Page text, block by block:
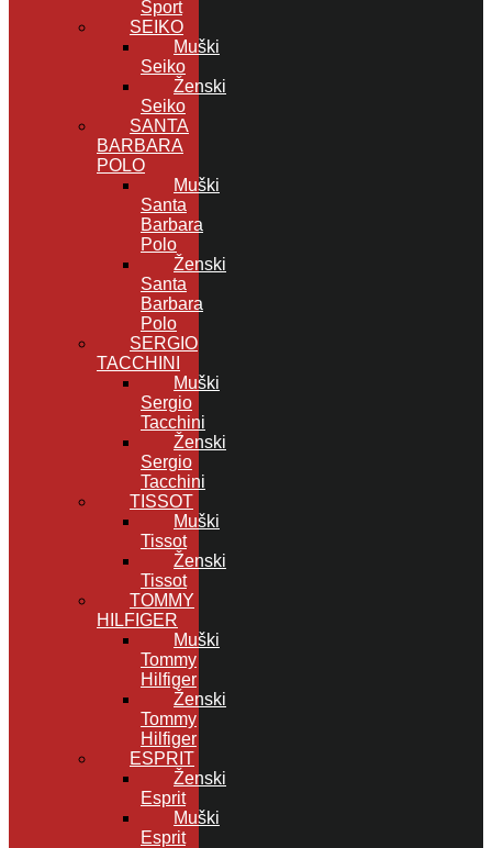
Sport
SEIKO
Muški
Seiko
Ženski
Seiko
SANTA
BARBARA
POLO
Muški
Santa
Barbara
Polo
Ženski
Santa
Barbara
Polo
SERGIO
TACCHINI
Muški
Sergio
Tacchini
Ženski
Sergio
Tacchini
TISSOT
Muški
Tissot
Ženski
Tissot
TOMMY
HILFIGER
Muški
Tommy
Hilfiger
Ženski
Tommy
Hilfiger
ESPRIT
Ženski
Esprit
Muški
Esprit